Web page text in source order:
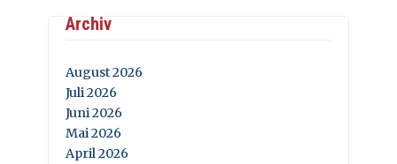
Archiv
August 2026
Juli 2026
Juni 2026
Mai 2026
April 2026